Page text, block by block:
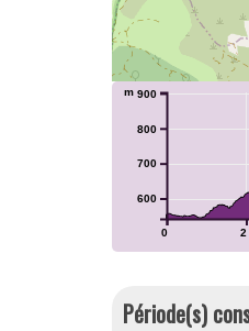
0 2
600
700
800
900
m
Période(s)